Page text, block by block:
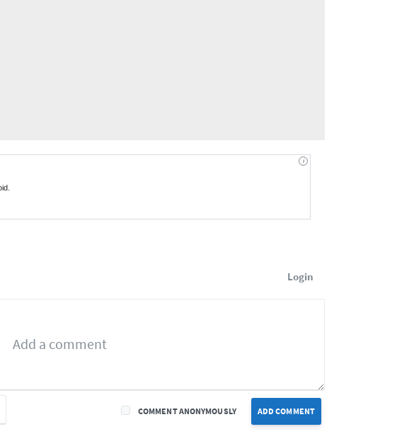
Login
ADD COMMENT
COMMENT ANONYMOUSLY